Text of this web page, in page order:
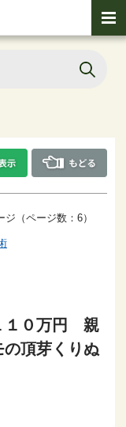
（ページ数：6）
１０万円 親
頂芽くりぬ